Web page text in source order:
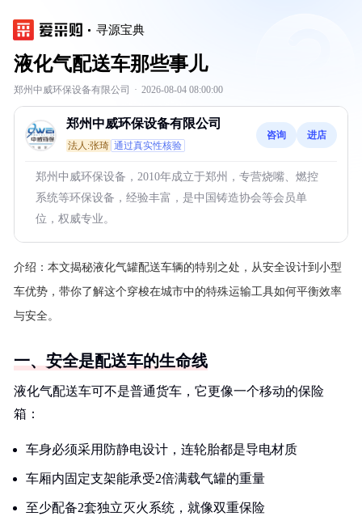
寻源宝典
液化气配送车那些事儿
郑州中威环保设备有限公司 · 2026-08-04 08:00:00
郑州中威环保设备有限公司
法人:张琦 通过真实性核验
咨询 进店
郑州中威环保设备，2010年成立于郑州，专营烧嘴、燃控
系统等环保设备，经验丰富，是中国铸造协会等会员单
位，权威专业。
介绍： 本文揭秘液化气罐配送车辆的特别之处，从安全设计到小型
车优势，带你了解这个穿梭在城市中的特殊运输工具如何平衡效率
与安全。
一、安全是配送车的生命线
液化气配送车可不是普通货车，它更像一个移动的保险
箱：
车身必须采用防静电设计，连轮胎都是导电材质
车厢内固定支架能承受2倍满载气罐的重量
至少配备2套独立灭火系统，就像双重保险